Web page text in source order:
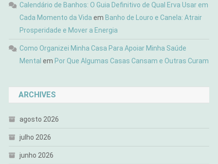
Calendário de Banhos: O Guia Definitivo de Qual Erva Usar em
Cada Momento da Vida em Banho de Louro e Canela: Atrair
Prosperidade e Mover a Energia
Como Organizei Minha Casa Para Apoiar Minha Saúde
Mental em Por Que Algumas Casas Cansam e Outras Curam
ARCHIVES
agosto 2026
julho 2026
junho 2026